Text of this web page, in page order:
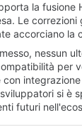
la fusione
Le correzioni
accorciano la
nessun
per
si è
futuri